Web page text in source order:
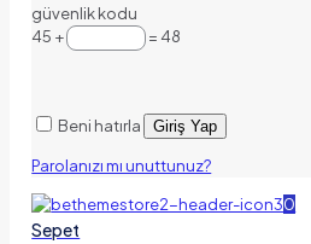
güvenlik kodu
45 +
= 48
Beni hatırla Giriş Yap
Parolanızı mı unuttunuz?
0
Sepet